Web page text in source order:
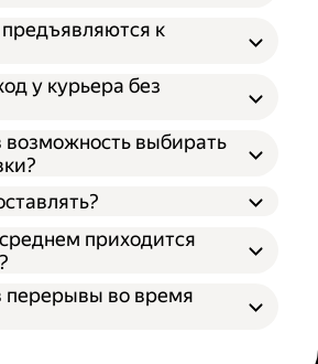
к
у курьера без
возможность выбирать
приходится
перерывы во время